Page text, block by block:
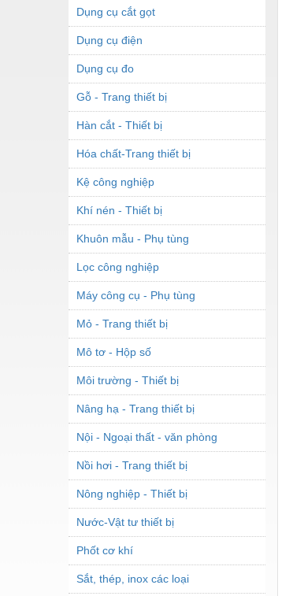
Dụng cụ cắt gọt
Dụng cụ điện
Dụng cụ đo
Gỗ - Trang thiết bị
Hàn cắt - Thiết bị
Hóa chất-Trang thiết bị
Kệ công nghiệp
Khí nén - Thiết bị
Khuôn mẫu - Phụ tùng
Lọc công nghiệp
Máy công cụ - Phụ tùng
Mỏ - Trang thiết bị
Mô tơ - Hộp số
Môi trường - Thiết bị
Nâng hạ - Trang thiết bị
Nội - Ngoại thất - văn phòng
Nồi hơi - Trang thiết bị
Nông nghiệp - Thiết bị
Nước-Vật tư thiết bị
Phốt cơ khí
Sắt, thép, inox các loại